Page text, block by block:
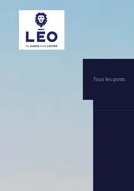
Tous les posts
VOS
UNE